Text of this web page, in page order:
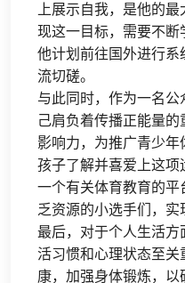
上展示自我，是他的
现这一目标，需要不
他计划前往国外进行
流切磋。
与此同时，作为一名
己肩负着传播正能量
影响力，为推广青少
孩子了解并喜爱上这
一个有关体育教育的
乏资源的小选手们，实
最后，对于个人生活
活习惯和心理状态至
康，加强身体锻炼，以